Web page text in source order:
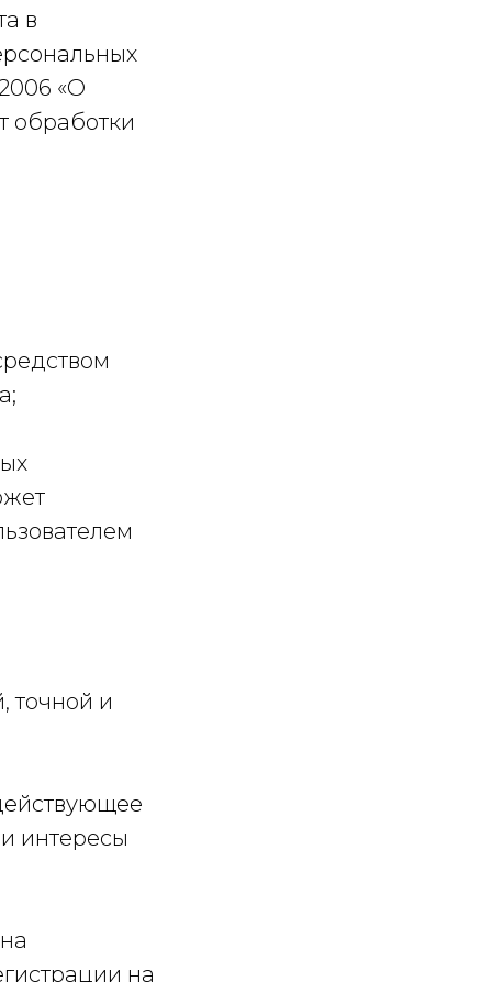
в
«О
обработки
точной и
интересы
на